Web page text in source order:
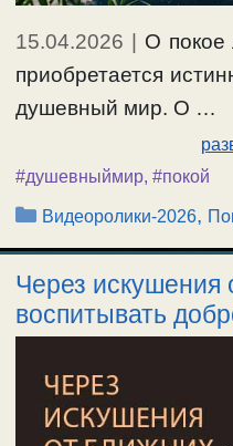
15.04.2026
О покое
приобретается
душевный мир. О …
#душевныймир, #покой
Рубрики
Видеоролики-2026,
Через искушения
воспитывать